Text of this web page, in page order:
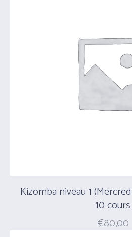
Kizomba niveau 1
10 cours
€80,00